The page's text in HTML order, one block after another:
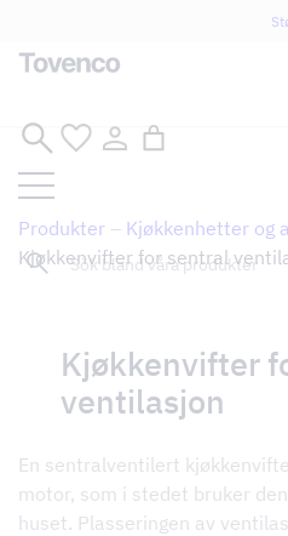
Glad Sommar! Tovencos
semesterstängt under vecka
Hopp
innhold
Sök
Produkter – Kjøkkenhetter og
Kjøkkenvifter for sentral
Tillbaka till butik
Kjøkkenvifter
ventilasjon
En sentralventilert
motor, som i stedet bruker
huset. Plasseringen av